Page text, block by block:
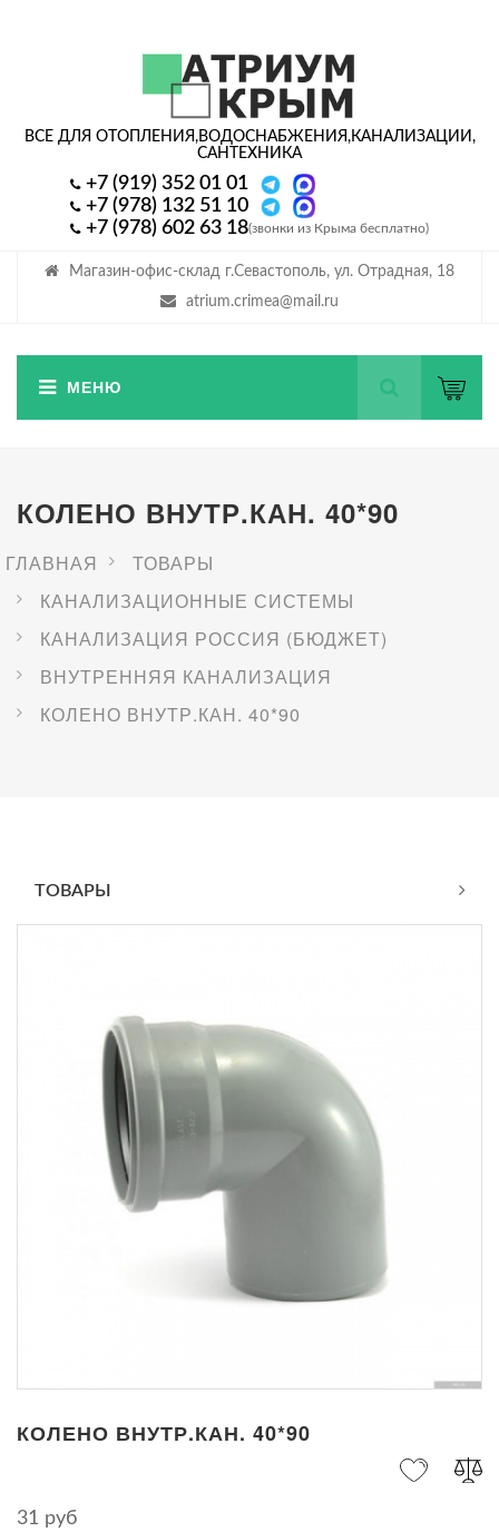
Магазин-офис-склад г.Севастополь, ул. Отрадная, 18
atrium.crimea@mail.ru
ВСЕ ДЛЯ ОТОПЛЕНИЯ,ВОДОСНАБЖЕНИЯ,КАНАЛИЗАЦИИ,
САНТЕХНИКА
+7 (919) 352 01 01
+7 (978) 132 51 10
+7 (978) 602 63 18(звонки из Крыма бесплатно)
КОЛЕНО ВНУТР.КАН. 40*90
ГЛАВНАЯ
ТОВАРЫ
КАНАЛИЗАЦИОННЫЕ СИСТЕМЫ
КАНАЛИЗАЦИЯ РОССИЯ (БЮДЖЕТ)
ВНУТРЕННЯЯ КАНАЛИЗАЦИЯ
КОЛЕНО ВНУТР.КАН. 40*90
ТОВАРЫ
КОЛЕНО ВНУТР.КАН. 40*90
31 руб